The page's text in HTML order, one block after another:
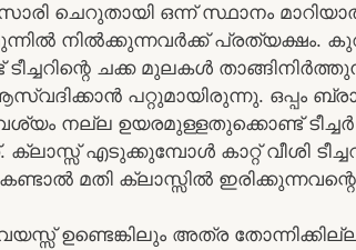
ചെറുതായി ഒന്ന് സ്ഥാനം
നിൽക്കുന്നവർക്ക് പ്രത്യക്ഷം.
ചക്ക മുലകൾ
പറ്റുമായിരുന്നു. ഒപ്പം ബ്രാ
നല്ല ഉയരമുള്ളതുക്കൊണ്ട് ടീച്ചർ
എടുക്കുമ്പോൾ കാറ്റ് വീശി
മതി ക്ലാസ്സിൽ
വയസ്സ് ഉണ്ടെങ്കിലും അത്ര